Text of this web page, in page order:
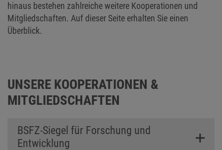
hinaus bestehen zahlreiche weitere Kooperationen und
Mitgliedschaften. Auf dieser Seite erhalten Sie einen
Überblick.
UNSERE KOOPERATIONEN &
MITGLIEDSCHAFTEN
BSFZ-Siegel für Forschung und
Entwicklung